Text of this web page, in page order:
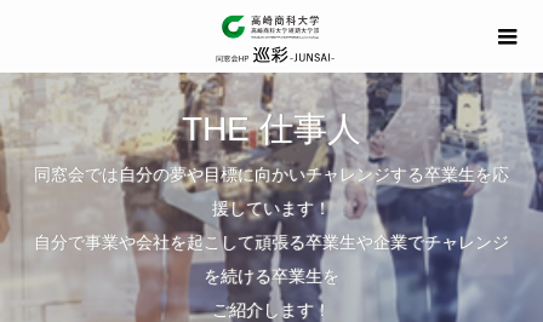
THE 仕事人
同窓会では自分の夢や目標に向かいチャレンジする卒業生を応
援しています！
自分で事業や会社を起こして頑張る卒業生や企業でチャレンジ
を続ける卒業生を
ご紹介します！